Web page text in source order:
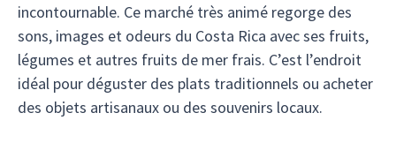
incontournable. Ce marché très animé regorge des
sons, images et odeurs du Costa Rica avec ses fruits,
légumes et autres fruits de mer frais. C’est l’endroit
idéal pour déguster des plats traditionnels ou acheter
des objets artisanaux ou des souvenirs locaux.